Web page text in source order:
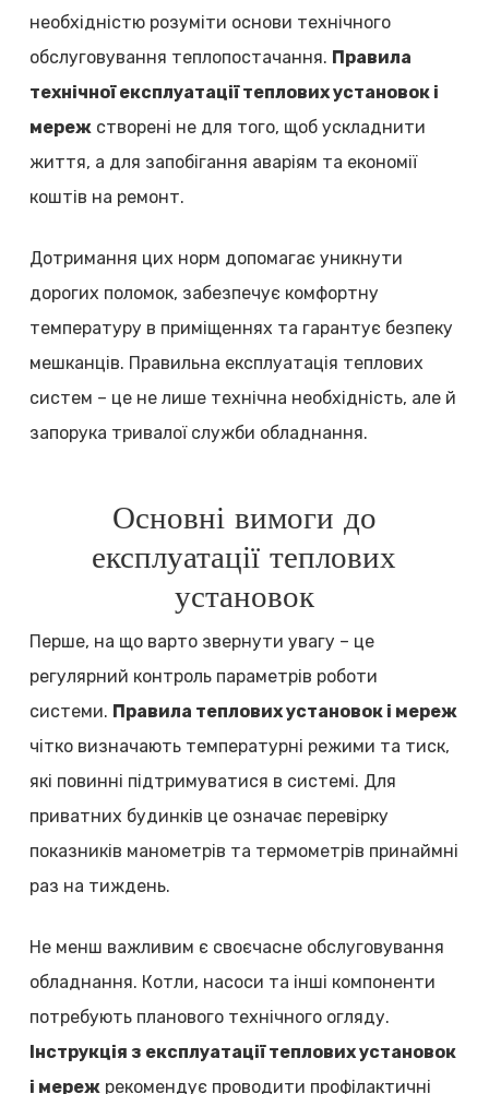
необхідністю розуміти основи технічного
обслуговування теплопостачання. Правила
технічної експлуатації теплових установок і
мережстворені не для того, щоб ускладнити
життя, а для запобігання аваріям та економії
коштів на ремонт.
Дотримання цих норм допомагає уникнути
дорогих поломок, забезпечує комфортну
температуру в приміщеннях та гарантує безпеку
мешканців. Правильна експлуатація теплових
систем – це не лише технічна необхідність, але й
запорука тривалої служби обладнання.
Основні вимоги до
експлуатації теплових
установок
Перше, на що варто звернути увагу – це
регулярний контроль параметрів роботи
системи. Правила теплових установок і мереж
чітко визначають температурні режими та тиск,
які повинні підтримуватися в системі. Для
приватних будинків це означає перевірку
показників манометрів та термометрів принаймні
раз на тиждень.
Не менш важливим є своєчасне обслуговування
обладнання. Котли, насоси та інші компоненти
потребують планового технічного огляду.
Інструкція з експлуатації теплових установок
і мережрекомендує проводити профілактичні